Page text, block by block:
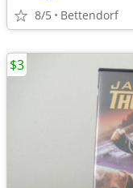
8/5 Bettendorf
$3